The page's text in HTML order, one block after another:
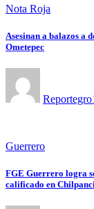
Nota Roja
Asesinan a balazos a
Ometepec
Guerrero
FGE Guerrero logra
calificado en